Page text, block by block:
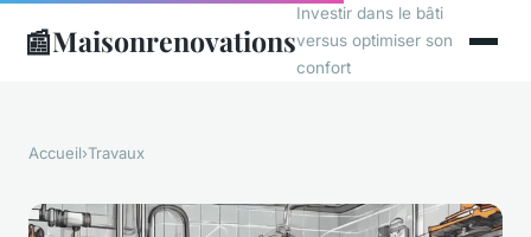
📰Maisonrenovations
Investir dans le bâti
versus optimiser son
confort
Accueil›Travaux